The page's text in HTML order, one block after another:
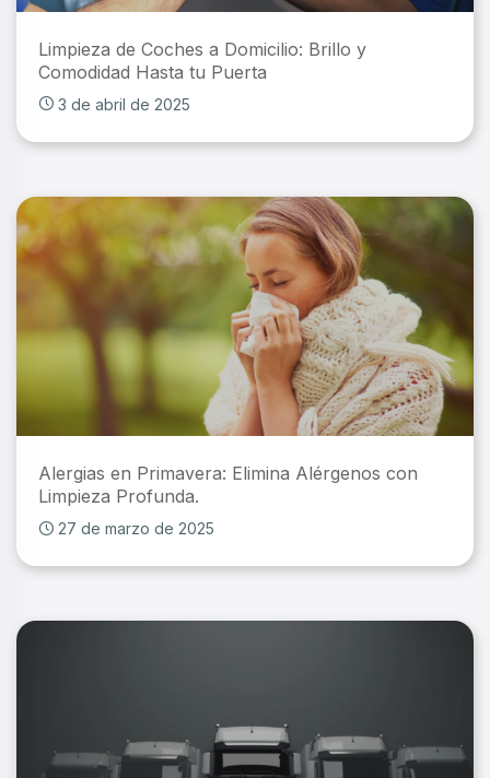
Limpieza de Coches a Domicilio: Brillo y
Comodidad Hasta tu Puerta
3 de abril de 2025
Alergias en Primavera: Elimina Alérgenos con
Limpieza Profunda.
27 de marzo de 2025